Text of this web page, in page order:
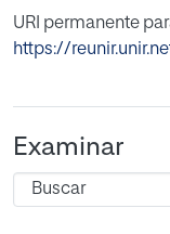
URI permanente
https://
Examinar